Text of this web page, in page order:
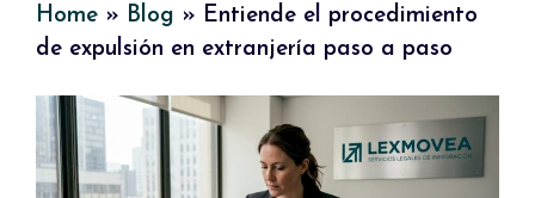
Home » Blog » Entiende el procedimiento
de expulsión en extranjería paso a paso